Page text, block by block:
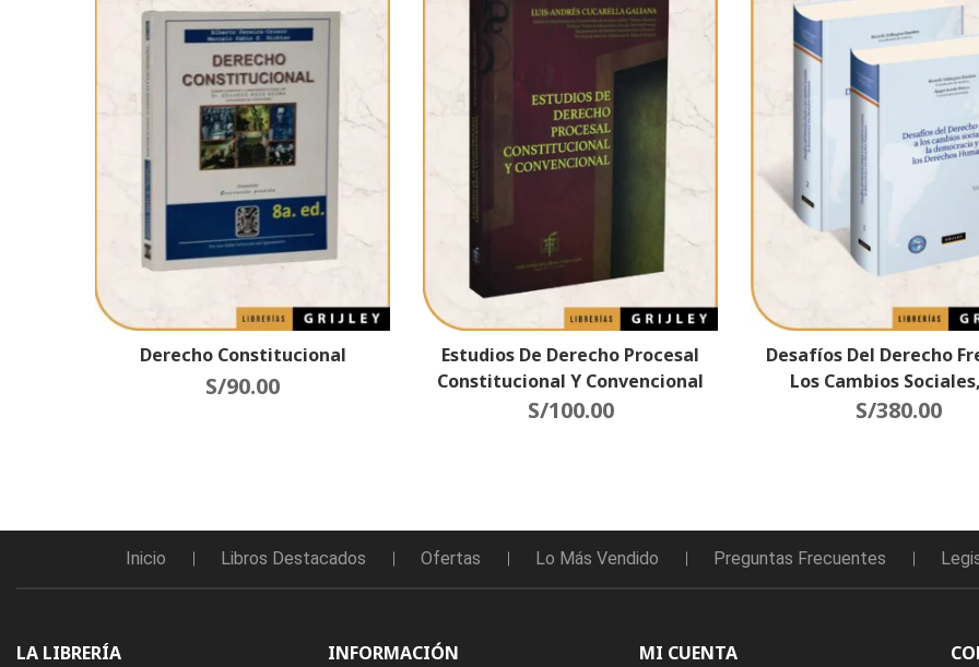
Derecho Constitucional
S/90.00
Estudios De Derecho Procesal
Constitucional Y Convencional
S/100.00
Desafíos Del Derecho
Los Cambios
Democracia Y Los
S/380.00
Inicio Libros Destacados Ofertas Lo Más Vendido Preguntas Frecuentes
LA LIBRERÍA INFORMACIÓN MI CUENTA